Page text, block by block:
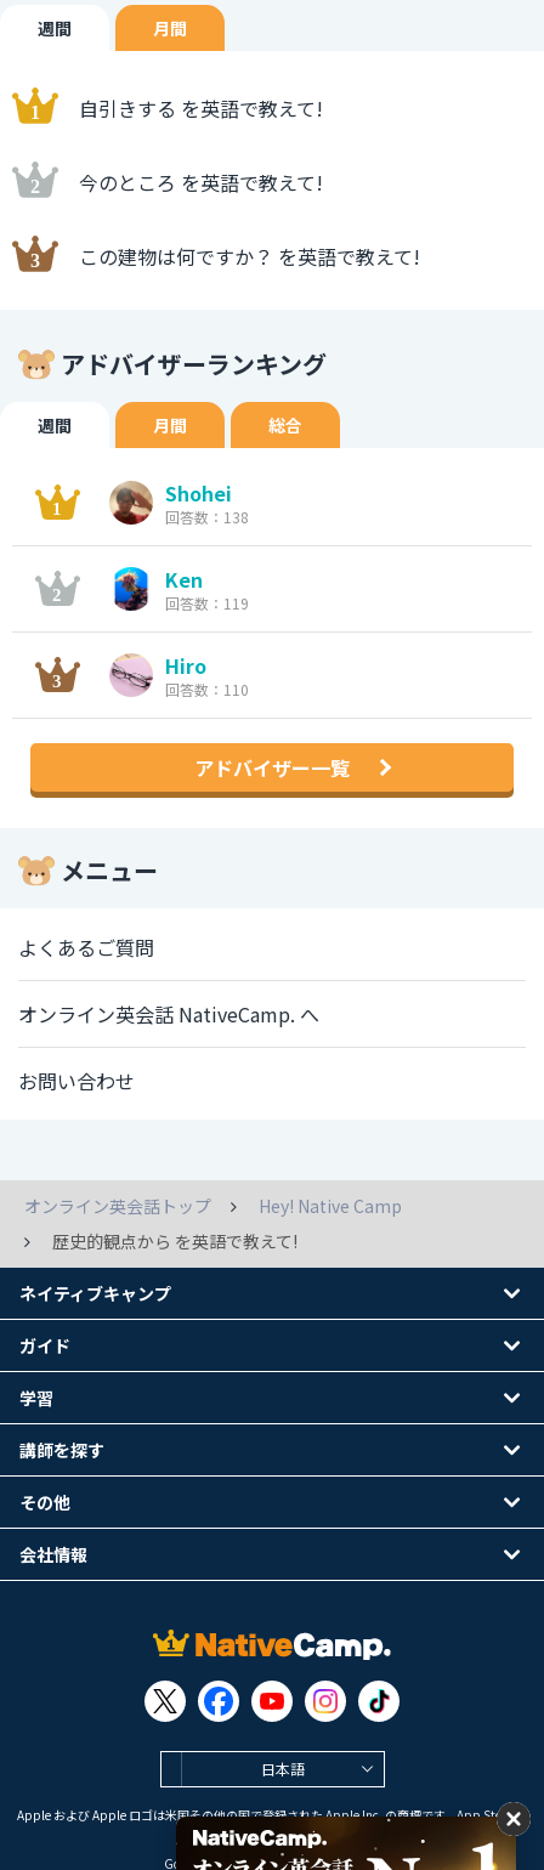
週間 月間
自引きする を英語で教えて!
今のところ を英語で教えて!
この建物は何ですか？ を英語で教えて!
アドバイザーランキング
週間 月間 総合
Shohei
回答数：138
Ken
回答数：119
Hiro
回答数：110
アドバイザー一覧
メニュー
よくあるご質問
オンライン英会話 NativeCamp. へ
お問い合わせ
オンライン英会話トップ
Hey! Native Camp
歴史的観点から を英語で教えて!
日本語
Apple および Apple ロゴは米国その他の国で登録された Apple Inc. の商標です。App Store は
Apple Inc. のサービスマークです。
Google Play は Google LLC の商標です。
ネイティブキャンプ
ガイド
学習
講師を探す
その他
会社情報